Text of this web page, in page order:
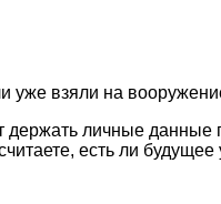
уже взяли на
держать личные данные
есть ли будущее